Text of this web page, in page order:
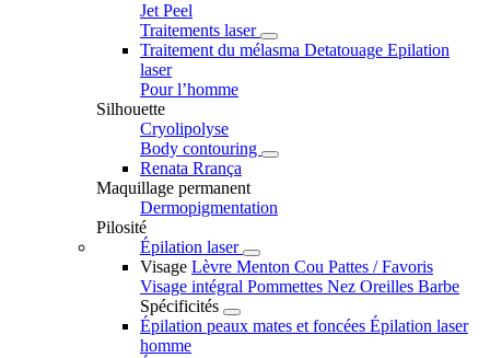
Jet Peel
Traitements laser
Traitement du mélasma Detatouage Epilation
laser
Pour l’homme
Silhouette
Cryolipolyse
Body contouring
Renata Rrança
Maquillage permanent
Dermopigmentation
Pilosité
Épilation laser
Visage Lèvre Menton Cou Pattes / Favoris
Visage intégral Pommettes Nez Oreilles Barbe
Spécificités
Épilation peaux mates et foncées Épilation laser
homme